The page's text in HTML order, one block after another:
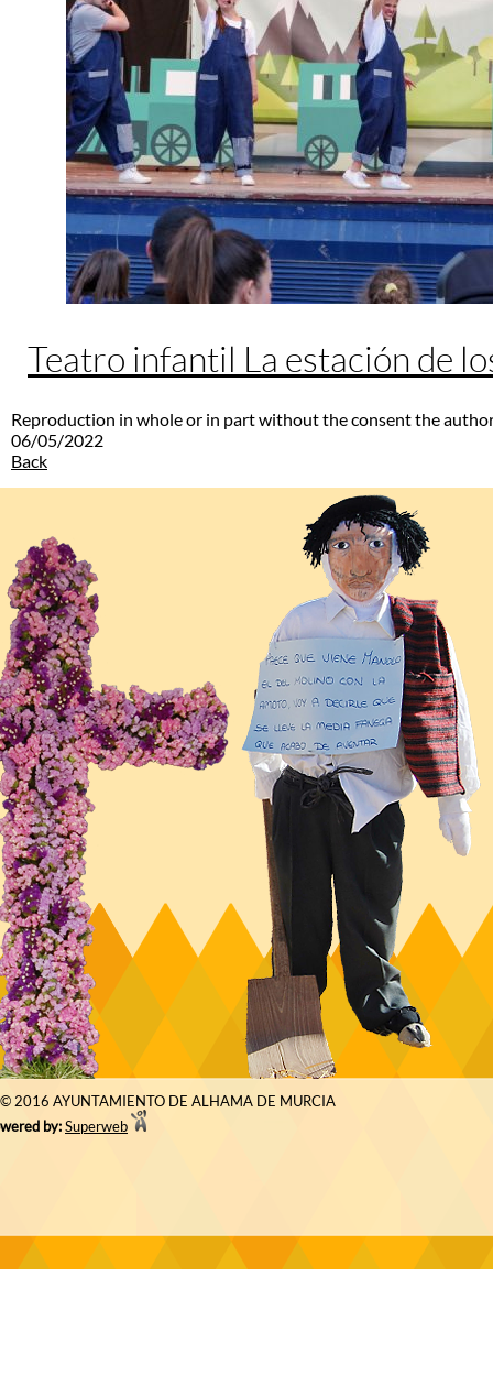
Teatro infantil La estación de
Reproduction in whole or in part without the consent the
06/05/2022
Back
© 2016 AYUNTAMIENTO DE ALHAMA DE MURCIA
by:Superweb